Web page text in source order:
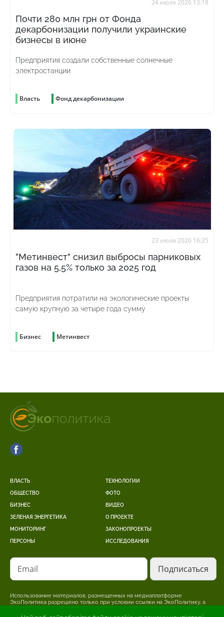
24 июля 2026 13:18
Почти 280 млн грн от Фонда
декарбонизации получили украинские
бизнесы в июне
Предприятия создали собственные солнечные
электростанции
Власть Фонд декарбонизации
23 июля 2026 16:25
"Метинвест" снизил выбросы парниковых
газов на 5,5% только за 2025 год
Предприятия потратили на экологические проекты
самую крупную за четыре года сумму
Бизнес Метинвест
ВЛАСТЬ
ОБЩЕСТВО
БИЗНЕС
ЗЕЛЕНАЯ ЭНЕРГЕТИКА
МОНИТОРИНГ
ПЕРСОНЫ
ТЕХНОЛОГИИ
ФОТО
ВИДЕО
О ПРОЕКТЕ
ЗАКОНОПРОЕКТЫ
ИССЛЕДОВАНИЯ
Email
Использование материалов, размещенных на медиаплатформе
ЭкоПолитика разрешено только при условии ссылки на ЭкоПолитику, а
систем, гиперссылки на страницу, где размещен оригинальный материал.